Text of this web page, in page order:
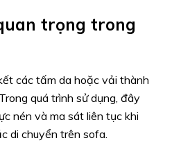
trọng trong
các tấm da hoặc vải thành
quá trình sử dụng, đây
nén và ma sát liên tục khi
di chuyển trên sofa.